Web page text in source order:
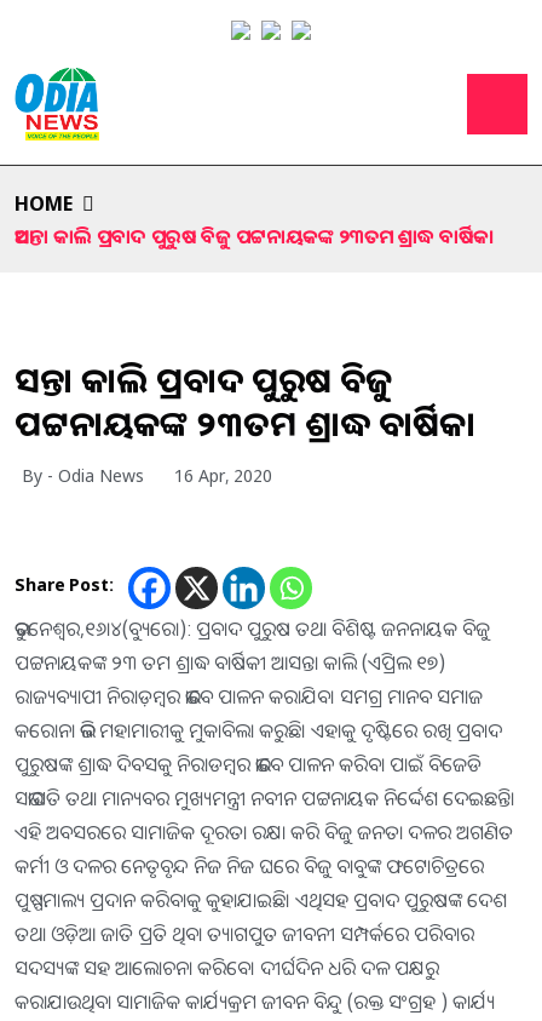
HOME
ଆସନ୍ତା କାଲି ପ୍ରବାଦ ପୁରୁଷ ବିଜୁ ପଟ୍ଟନାୟକଙ୍କ ୨୩ତମ ଶ୍ରାଦ୍ଧ ବାର୍ଷିକ।
ଆସନ୍ତା କାଲି ପ୍ରବାଦ ପୁରୁଷ ବିଜୁ
ପଟ୍ଟନାୟକଙ୍କ ୨୩ତମ ଶ୍ରାଦ୍ଧ ବାର୍ଷିକ।
By - Odia News 16 Apr, 2020
Share Post:
ଭୁବନେଶ୍ୱର,୧୬।୪(ବ୍ୟୁରୋ): ପ୍ରବାଦ ପୁରୁଷ ତଥା ବିଶିଷ୍ଟ ଜନନାୟକ ବିଜୁ
ପଟ୍ଟନାୟକଙ୍କ ୨୩ ତମ ଶ୍ରାଦ୍ଧ ବାର୍ଷିକୀ ଆସନ୍ତା କାଲି (ଏପ୍ରିଲ ୧୭)
ରାଜ୍ୟବ୍ୟାପୀ ନିରାଡ଼ମ୍ବର ଭାବେ ପାଳନ କରାଯିବ। ସମଗ୍ର ମାନବ ସମାଜ
କରୋନା ଭଳି ମହାମାରୀକୁ ମୁକାବିଲା କରୁଛି। ଏହାକୁ ଦୃଷ୍ଟିରେ ରଖି ପ୍ରବାଦ
ପୁରୁଷଙ୍କ ଶ୍ରାଦ୍ଧ ଦିବସକୁ ନିରାଡମ୍ବର ଭାବେ ପାଳନ କରିବା ପାଇଁ ବିଜେଡି
ସଭାପତି ତଥା ମାନ୍ୟବର ମୁଖ୍ୟମନ୍ତ୍ରୀ ନବୀନ ପଟ୍ଟନାୟକ ନିର୍ଦ୍ଦେଶ ଦେଇଛନ୍ତି।
ଏହି ଅବସରରେ ସାମାଜିକ ଦୂରତା ରକ୍ଷା କରି ବିଜୁ ଜନତା ଦଳର ଅଗଣିତ
କର୍ମୀ ଓ ଦଳର ନେତୃବୃନ୍ଦ ନିଜ ନିଜ ଘରେ ବିଜୁ ବାବୁଙ୍କ ଫଟୋଚିତ୍ରରେ
ପୁଷ୍ପମାଲ୍ୟ ପ୍ରଦାନ କରିବାକୁ କୁହାଯାଇଛି। ଏଥିସହ ପ୍ରବାଦ ପୁରୁଷଙ୍କ ଦେଶ
ତଥା ଓଡ଼ିଆ ଜାତି ପ୍ରତି ଥିବା ତ୍ୟାଗପୁତ ଜୀବନୀ ସମ୍ପର୍କରେ ପରିବାର
ସଦସ୍ୟଙ୍କ ସହ ଆଲୋଚନା କରିବେ। ଦୀର୍ଘଦିନ ଧରି ଦଳ ପକ୍ଷରୁ
କରାଯାଉଥିବା ସାମାଜିକ କାର୍ଯ୍ୟକ୍ରମ ଜୀବନ ବିନ୍ଦୁ (ରକ୍ତ ସଂଗ୍ରହ ) କାର୍ଯ୍ୟ